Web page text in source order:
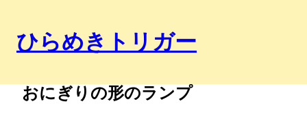
ひらめきトリガー
おにぎりの形のランプ